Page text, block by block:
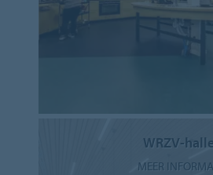
WRZV-
MEER